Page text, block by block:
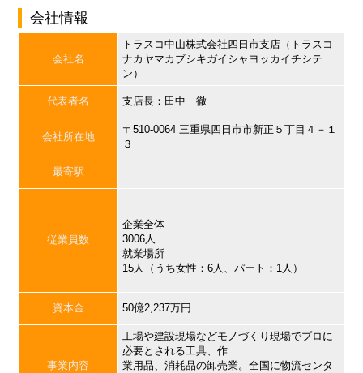
会社情報
会社名
トラスコ中山株式会社四日市支店（トラスコ
ナカヤマカブシキガイシャヨッカイチシテ
ン）
代表者名 支店長：田中 徹
会社所在地
〒510-0064 三重県四日市市新正５丁目４－１
３
最寄駅
従業員数
企業全体
3006人
就業場所
15人（うち女性：6人、パート：1人）
資本金 50億2,237万円
事業内容
工場や建設現場などモノづくり現場でプロに
必要とされる工具、作
業用品、消耗品の卸売業。全国に物流センタ